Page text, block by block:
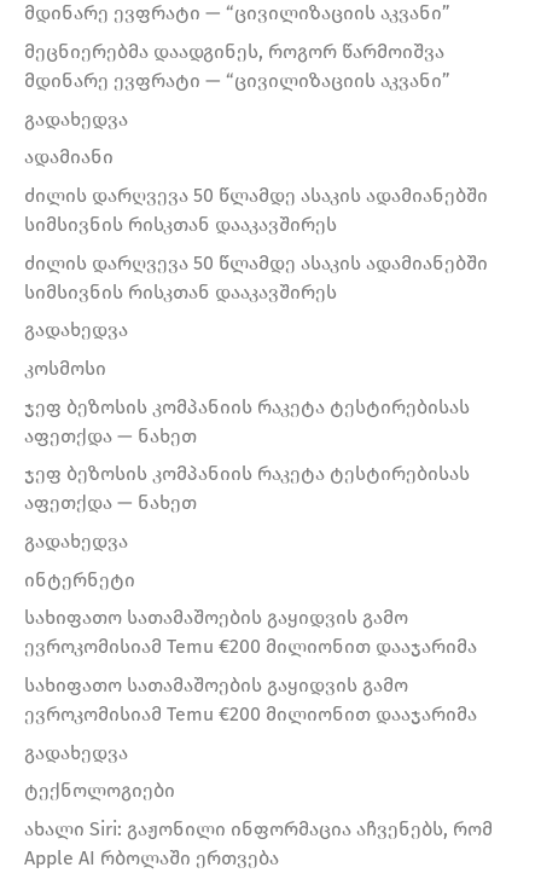
მდინარე ევფრატი — “ცივილიზაციის აკვანი”
მეცნიერებმა დაადგინეს, როგორ წარმოიშვა
მდინარე ევფრატი — “ცივილიზაციის აკვანი”
გადახედვა
ადამიანი
ძილის დარღვევა 50 წლამდე ასაკის ადამიანებში
სიმსივნის რისკთან დააკავშირეს
ძილის დარღვევა 50 წლამდე ასაკის ადამიანებში
სიმსივნის რისკთან დააკავშირეს
გადახედვა
კოსმოსი
ჯეფ ბეზოსის კომპანიის რაკეტა ტესტირებისას
აფეთქდა — ნახეთ
ჯეფ ბეზოსის კომპანიის რაკეტა ტესტირებისას
აფეთქდა — ნახეთ
გადახედვა
ინტერნეტი
სახიფათო სათამაშოების გაყიდვის გამო
ევროკომისიამ Temu €200 მილიონით დააჯარიმა
სახიფათო სათამაშოების გაყიდვის გამო
ევროკომისიამ Temu €200 მილიონით დააჯარიმა
გადახედვა
ტექნოლოგიები
ახალი Siri: გაჟონილი ინფორმაცია აჩვენებს, რომ
Apple AI რბოლაში ერთვება